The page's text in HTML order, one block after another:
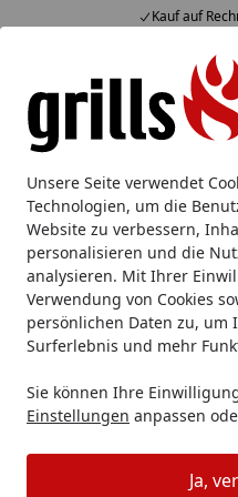
Unsere Seite verwendet
Technologien, um die
Website zu verbessern,
personalisieren und die
analysieren. Mit Ihrer
Verwendung von Cookies
persönlichen Daten zu, um
Surferlebnis und mehr
Sie können Ihre
Einstellungen anpassen
Ja,
Kauf auf
Alle Produkte
Mein Konto
Suchen
Startseite
Grillzubehör
OFYR Soft